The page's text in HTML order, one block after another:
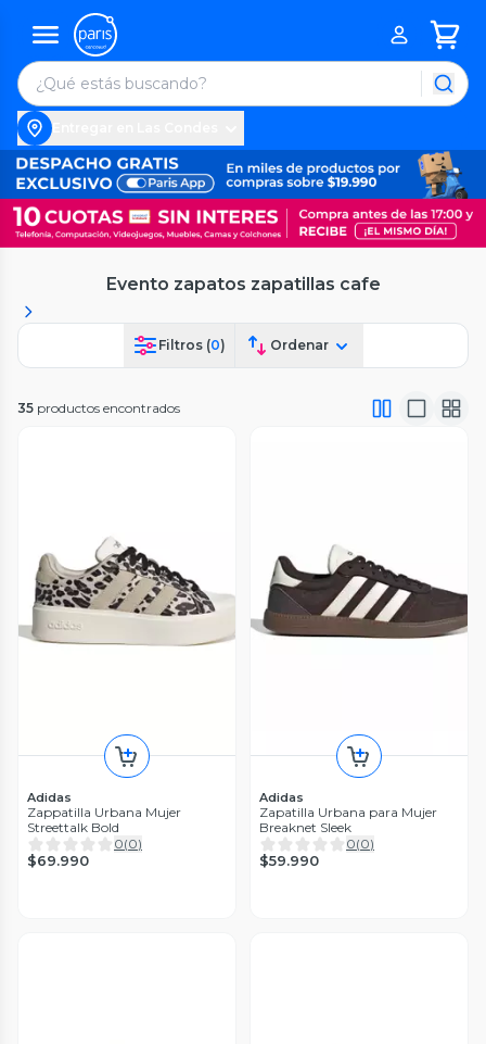
Evento zapatos zapatillas cafe
Filtros (0) Ordenar
35 productos encontrados
Adidas
Zappatilla Urbana Mujer
Streettalk Bold
0(0)
$69.990
Adidas
Zapatilla Urbana para Mujer
Breaknet Sleek
0(0)
$59.990